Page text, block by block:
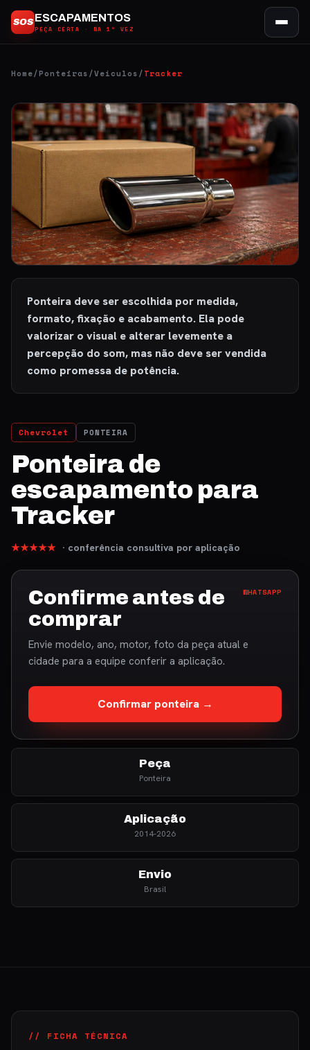
paraSOS ESCAPAMENTOS
PEÇA CERTA · NA 1ª VEZ
Home/Ponteiras/Veículos/Tracker
Ponteira deve ser escolhida por medida,
formato, fixação e acabamento. Ela pode
valorizar o visual e alterar levemente a
percepção do som, mas não deve ser vendida
como promessa de potência.
Chevrolet PONTEIRA
Ponteira de
escapamento para
Tracker
★★★★★ · conferência consultiva por aplicação
Confirme antes de
comprar
WHATSAPP
Envie modelo, ano, motor, foto da peça atual e
cidade para a equipe conferir a aplicação.
Confirmar ponteira →
Peça
Ponteira
Aplicação
2014-2026
Envio
Brasil
// FICHA TÉCNICA